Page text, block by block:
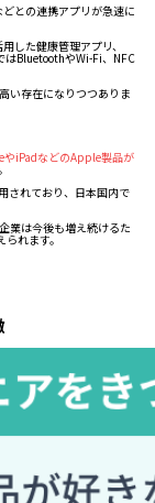
との連携アプリが急速に
した健康管理アプリ、
はBluetoothやWi-Fi、NFC
い存在になりつつありま
やiPadなどのApple製品が
されており、日本国内で
業は今後も増え続けるた
れます。